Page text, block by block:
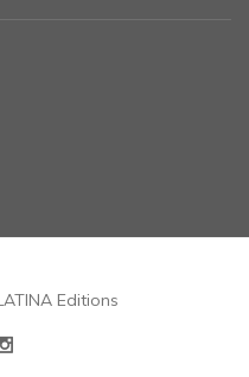
Editions